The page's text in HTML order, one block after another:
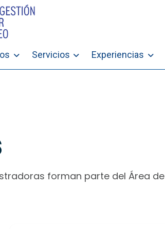
Servicios Experiencias
forman parte del Área de